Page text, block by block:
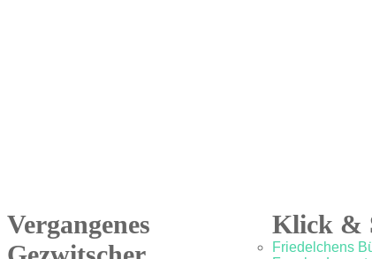
Vergangenes
Klick &
Friedelchens